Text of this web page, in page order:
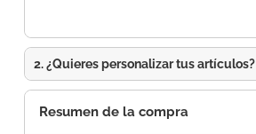
2. ¿Quieres personalizar tus artículos?
Resumen de la compra